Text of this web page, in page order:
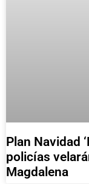
Plan Navidad
policías
Magdalena